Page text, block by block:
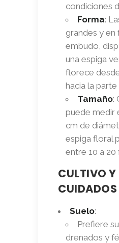
condiciones
Forma:
grandes y en
embudo,
una espiga
florece
hacia la parte
Tamaño:
puede medir
cm de
espiga floral
entre 10 a 20
CULTIVO Y
CUIDADOS
Suelo:
Prefiere
drenados y